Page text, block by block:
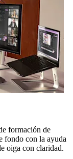
formación de
fondo con la ayuda
oiga con claridad.